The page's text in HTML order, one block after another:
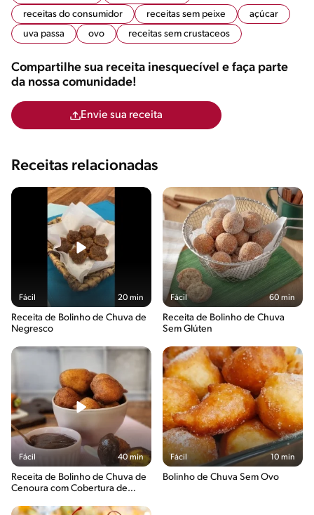
receitas do consumidor
receitas sem peixe
açúcar
uva passa
ovo receitas sem crustaceos
Compartilhe sua receita inesquecível e faça parte
da nossa comunidade!
Envie sua receita
Receitas relacionadas
Fácil 20 min
Receita de Bolinho de Chuva de
Negresco
Fácil 60 min
Receita de Bolinho de Chuva
Sem Glúten
Fácil 40 min
Receita de Bolinho de Chuva de
Cenoura com Cobertura de
Fácil 10 min
Bolinho de Chuva Sem Ovo